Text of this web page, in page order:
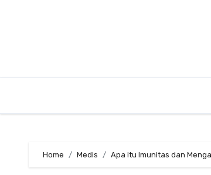
Home Medis Apa itu Imunitas dan